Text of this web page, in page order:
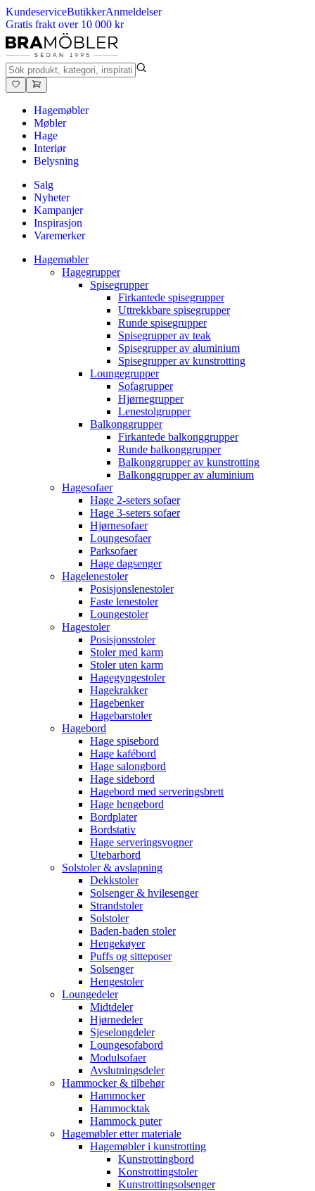
KundeserviceButikkerAnmeldelser
Gratis frakt over 10 000 kr
Hagemøbler
Møbler
Hage
Interiør
Belysning
Salg
Nyheter
Kampanjer
Inspirasjon
Varemerker
Hagemøbler
Hagegrupper
Spisegrupper
Firkantede spisegrupper
Uttrekkbare spisegrupper
Runde spisegrupper
Spisegrupper av teak
Spisegrupper av aluminium
Spisegrupper av kunstrotting
Loungegrupper
Sofagrupper
Hjørnegrupper
Lenestolgrupper
Balkonggrupper
Firkantede balkonggrupper
Runde balkonggrupper
Balkonggrupper av kunstrotting
Balkonggrupper av aluminium
Hagesofaer
Hage 2-seters sofaer
Hage 3-seters sofaer
Hjørnesofaer
Loungesofaer
Parksofaer
Hage dagsenger
Hagelenestoler
Posisjonslenestoler
Faste lenestoler
Loungestoler
Hagestoler
Posisjonsstoler
Stoler med karm
Stoler uten karm
Hagegyngestoler
Hagekrakker
Hagebenker
Hagebarstoler
Hagebord
Hage spisebord
Hage kafébord
Hage salongbord
Hage sidebord
Hagebord med serveringsbrett
Hage hengebord
Bordplater
Bordstativ
Hage serveringsvogner
Utebarbord
Solstoler & avslapning
Dekkstoler
Solsenger & hvilesenger
Strandstoler
Solstoler
Baden-baden stoler
Hengekøyer
Puffs og sitteposer
Solsenger
Hengestoler
Loungedeler
Midtdeler
Hjørnedeler
Sjeselongdeler
Loungesofabord
Modulsofaer
Avslutningsdeler
Hammocker & tilbehør
Hammocker
Hammocktak
Hammock puter
Hagemøbler etter materiale
Hagemøbler i kunstrotting
Kunstrottingbord
Konstrottingstoler
Kunstrottingsolsenger